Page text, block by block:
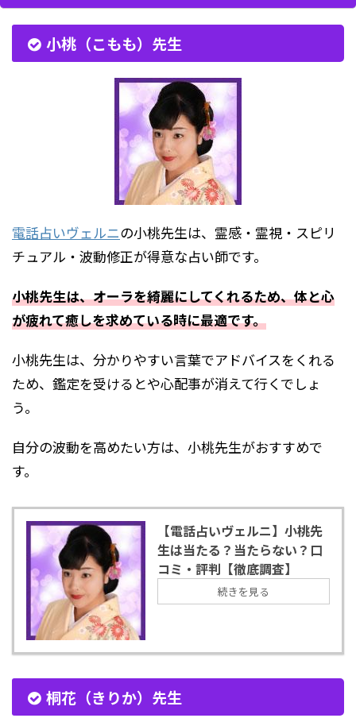
小桃（こもも）先生
電話占いヴェルニの小桃先生は、霊感・霊視・スピリ
チュアル・波動修正が得意な占い師です。
小桃先生は、オーラを綺麗にしてくれるため、体と心
が疲れて癒しを求めている時に最適です。
小桃先生は、分かりやすい言葉でアドバイスをくれる
ため、鑑定を受けるとや心配事が消えて行くでしょ
う。
自分の波動を高めたい方は、小桃先生がおすすめで
す。
【電話占いヴェルニ】小桃先
生は当たる？当たらない？口
コミ・評判【徹底調査】
続きを見る
桐花（きりか）先生